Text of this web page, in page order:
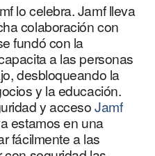
lo celebra. Jamf lleva
colaboración con
fundó con la
a las personas
desbloqueando la
y la educación.
y accesoJamf
estamos en una
fácilmente a las